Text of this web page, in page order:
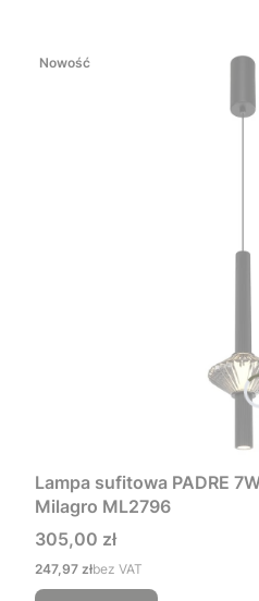
Nowość
Lampa sufitowa PADRE
Milagro ML2796
Cena
305,00 zł
Cena
247,97 złbez VAT